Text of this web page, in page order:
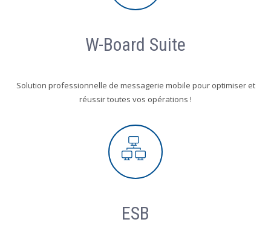
W-Board Suite
Solution professionnelle de messagerie mobile pour optimiser et
réussir toutes vos opérations !
ESB